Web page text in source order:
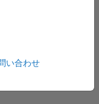
い合わせ